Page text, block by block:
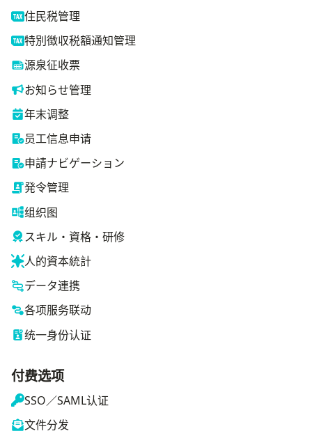
住民税管理
特別徴収税額通知管理
源泉征收票
お知らせ管理
年末调整
员工信息申请
申請ナビゲーション
発令管理
组织图
スキル・資格・研修
人的資本統計
データ連携
各项服务联动
统一身份认证
付费选项
SSO／SAML认证
文件分发